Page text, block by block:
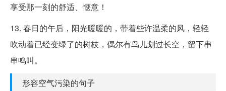
享受那一刻的舒适、惬意！
13. 春日的午后，阳光暖暖的，带着些许温柔的风，轻轻
吹动着已经变绿了的树枝，偶尔有鸟儿划过长空，留下串
串鸣叫。
形容空气污染的句子